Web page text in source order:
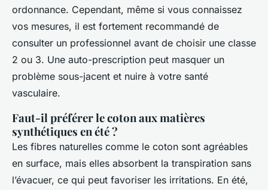
ordonnance. Cependant, même si vous connaissez
vos mesures, il est fortement recommandé de
consulter un professionnel avant de choisir une classe
2 ou 3. Une auto-prescription peut masquer un
problème sous-jacent et nuire à votre santé
vasculaire.
Faut-il préférer le coton aux matières
synthétiques en été ?
Les fibres naturelles comme le coton sont agréables
en surface, mais elles absorbent la transpiration sans
l’évacuer, ce qui peut favoriser les irritations. En été,